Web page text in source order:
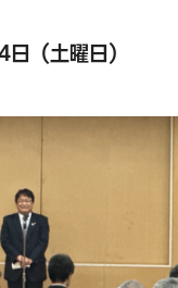
（土曜日）